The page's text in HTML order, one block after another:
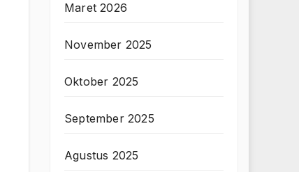
Maret 2026
November 2025
Oktober 2025
September 2025
Agustus 2025